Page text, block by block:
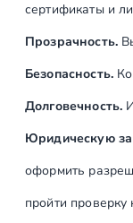
е
о
т
л
сертификаты и
Прозрачность.
Безопасность.
Долговечность.
Юридическую
оформить
пройти